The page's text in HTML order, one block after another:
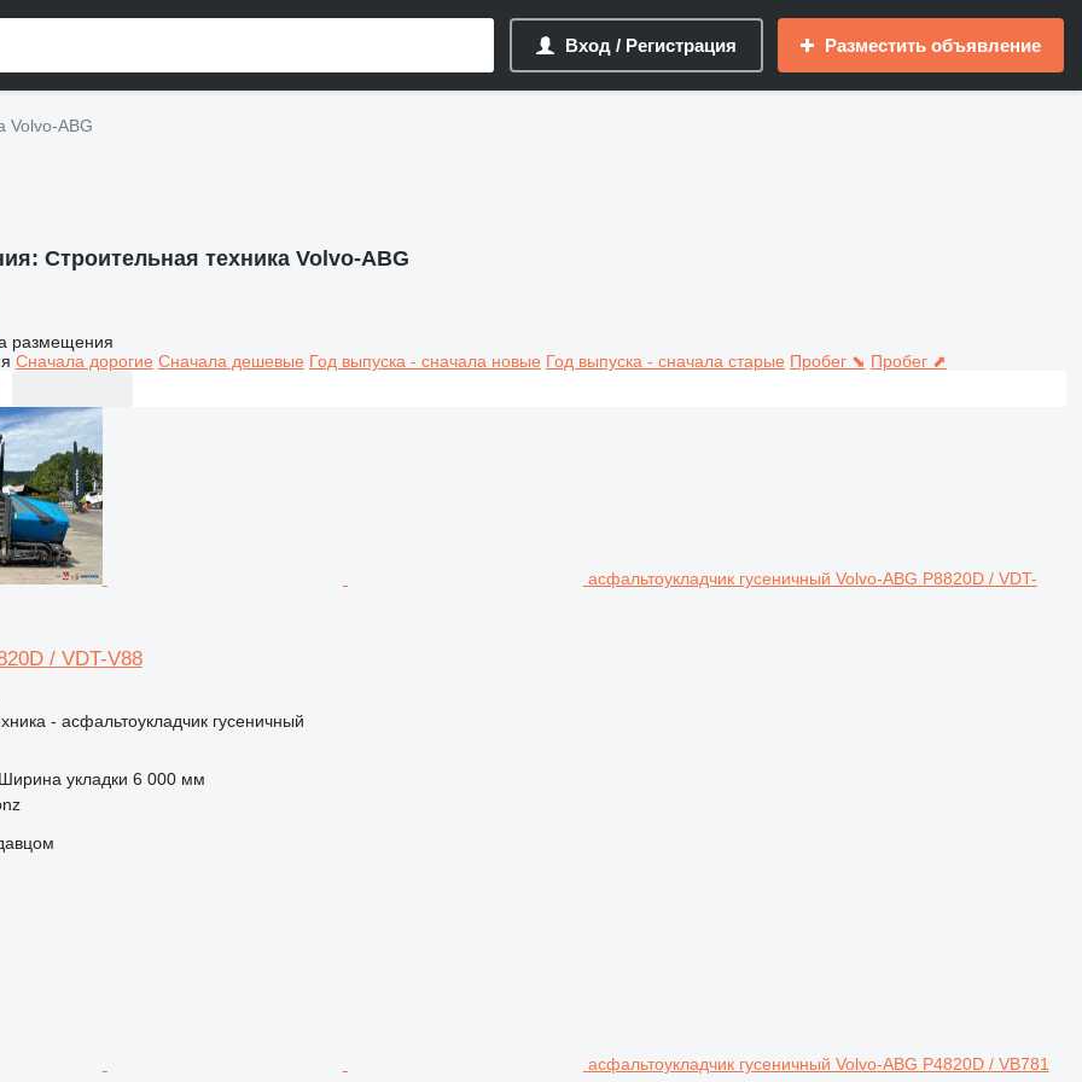
Вход / Регистрация Разместить объявление
Volvo-ABG
Строительная техника Volvo-ABG
размещения
Сначала дорогие Сначала дешевые Год выпуска - сначала новые Год выпуска - сначала старые Пробег ⬊ Пробег ⬈
асфальтоукладчик гусеничный Volvo-ABG P8820D / VDT-
/ VDT-V88
- асфальтоукладчик гусеничный
Ширина укладки 6 000 мм
асфальтоукладчик гусеничный Volvo-ABG P4820D / VB781